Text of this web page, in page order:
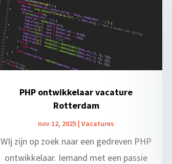
PHP ontwikkelaar vacature
Rotterdam
nov 12, 2025 |Vacatures
WIj zijn op zoek naar een gedreven PHP
ontwikkelaar. Iemand met een passie